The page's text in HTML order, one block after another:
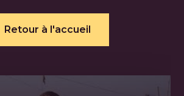
Retour à l'accueil